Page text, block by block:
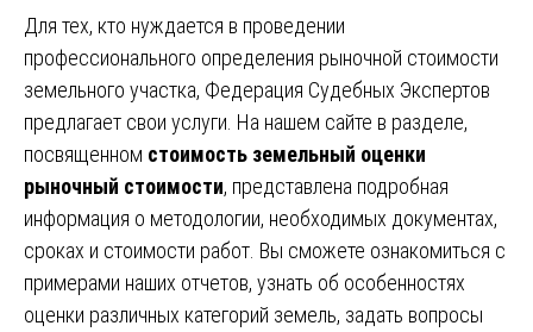
Для тех, кто нуждается в проведении
профессионального определения рыночной стоимости
земельного участка, Федерация Судебных Экспертов
предлагает свои услуги. На нашем сайте в разделе,
посвященном стоимость земельный оценки
рыночный стоимости, представлена подробная
информация о методологии, необходимых документах,
сроках и стоимости работ. Вы сможете ознакомиться с
примерами наших отчетов, узнать об особенностях
оценки различных категорий земель, задать вопросы